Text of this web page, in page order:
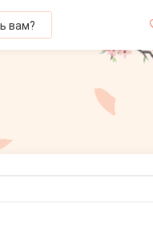
вам?